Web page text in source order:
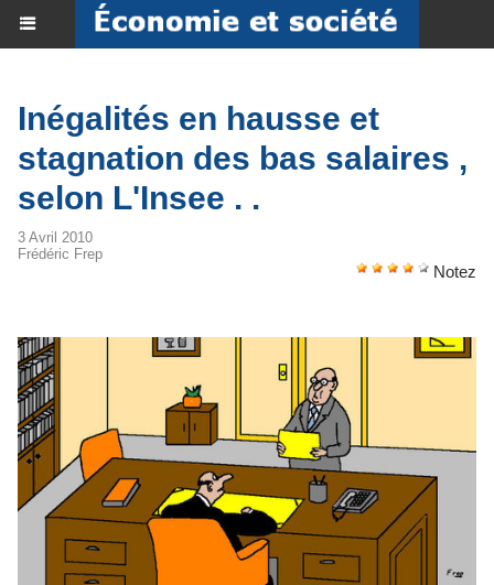
Inégalités en hausse et
stagnation des bas salaires ,
selon L'Insee . .
3 Avril 2010
Frédéric Frep
Notez